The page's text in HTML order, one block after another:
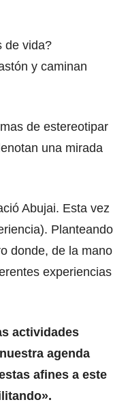
de vida?
y caminan
de estereotipar
una mirada
Abujai. Esta vez
Planteando
donde, de la mano
experiencias
actividades
agenda
afines a este